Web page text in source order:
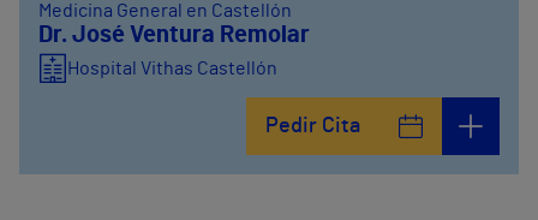
Medicina General en Castellón
Dr. José Ventura Remolar
Hospital Vithas Castellón
Pedir Cita